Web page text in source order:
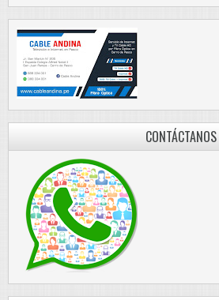
CONTÁCTANOS